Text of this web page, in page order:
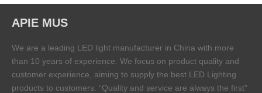
APIE MUS
We are a leading LED light manufacturer in China with more
than 10 years of experience. We focus on product quality and
customer experience, aiming to supply the best LED Lighting
products to customers. “Quality and service are always the first”